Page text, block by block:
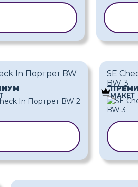
In Портрет BW
SE
BW 3
МАКЕТ